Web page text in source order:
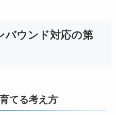
バウンド対応の第
てる考え方